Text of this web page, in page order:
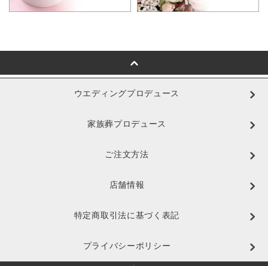
ウエディングプロデュース
家族葬プロデュース
ご注文方法
店舗情報
特定商取引法に基づく表記
プライバシーポリシー